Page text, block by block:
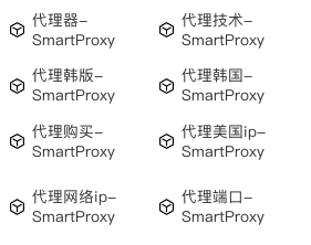
代理器-
SmartProxy
代理技术-
SmartProxy
代理韩版-
SmartProxy
代理韩国-
SmartProxy
代理购买-
SmartProxy
代理美国ip-
SmartProxy
代理网络ip-
SmartProxy
代理端口-
SmartProxy